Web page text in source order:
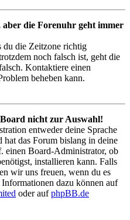
aber die Forenuhr geht immer
du die Zeitzone richtig
noch falsch ist, geht die
Kontaktiere einen
beheben kann.
nicht zur Auswahl!
entweder deine Sprache
das Forum bislang in deine
einen Board-Administrator, ob
installieren kann. Falls
wir uns freuen, wenn du es
dazu können auf
oder aufphpBB.de